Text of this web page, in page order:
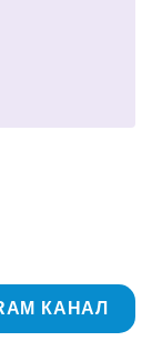
КАНАЛ